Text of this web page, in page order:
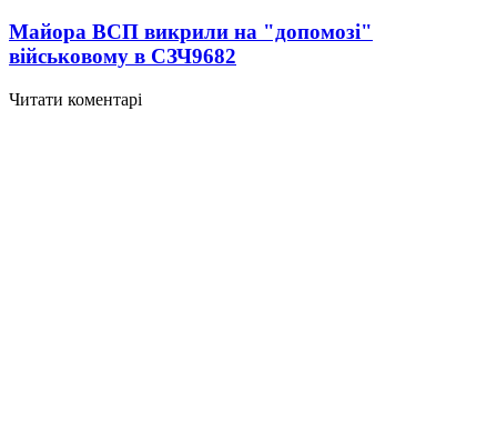
Майора ВСП викрили на "допомозі"
військовому в СЗЧ9682
Читати коментарі